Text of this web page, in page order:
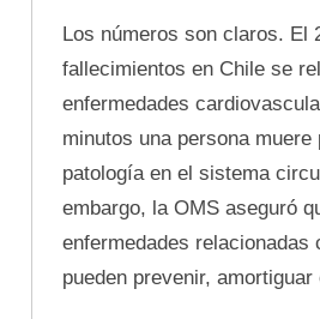
Los números son claros. El
fallecimientos en Chile se
enfermedades
minutos una persona muere
patología en el sistema
embargo, la OMS aseguró
enfermedades relacionadas
pueden prevenir, amortiguar